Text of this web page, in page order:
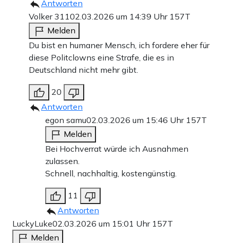
Antworten
Volker 31102.03.2026 um 14:39 Uhr 157T
Melden
Du bist en humaner Mensch, ich fordere eher für
diese Politclowns eine Strafe, die es in
Deutschland nicht mehr gibt.
20
Antworten
egon samu02.03.2026 um 15:46 Uhr 157T
Melden
Bei Hochverrat würde ich Ausnahmen
zulassen.
Schnell, nachhaltig, kostengünstig.
11
Antworten
LuckyLuke02.03.2026 um 15:01 Uhr 157T
Melden